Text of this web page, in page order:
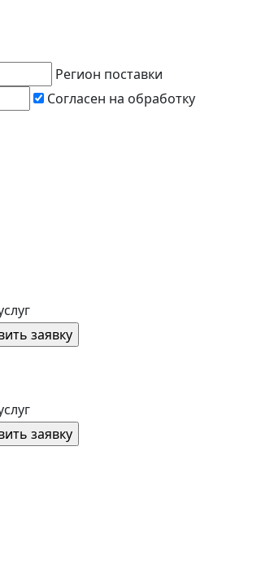
Регион поставки
Согласен на обработку